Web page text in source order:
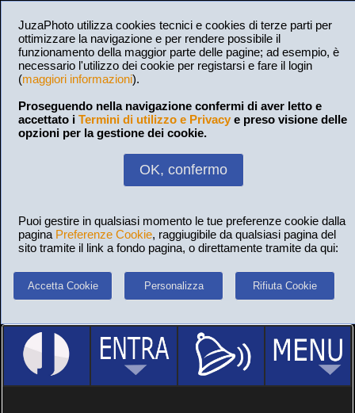
JuzaPhoto utilizza cookies tecnici e cookies di terze parti per
ottimizzare la navigazione e per rendere possibile il
funzionamento della maggior parte delle pagine; ad esempio, è
necessario l'utilizzo dei cookie per registarsi e fare il login
(maggiori informazioni).
Proseguendo nella navigazione confermi di aver letto e
accettato i Termini di utilizzo e Privacy e preso visione delle
opzioni per la gestione dei cookie.
OK, confermo
Puoi gestire in qualsiasi momento le tue preferenze cookie dalla
pagina Preferenze Cookie, raggiugibile da qualsiasi pagina del
sito tramite il link a fondo pagina, o direttamente tramite da qui:
Accetta Cookie Personalizza Rifiuta Cookie